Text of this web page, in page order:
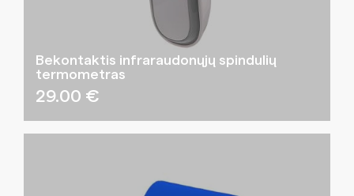
Bekontaktis infraraudonųjų spindulių
termometras
29.00 €